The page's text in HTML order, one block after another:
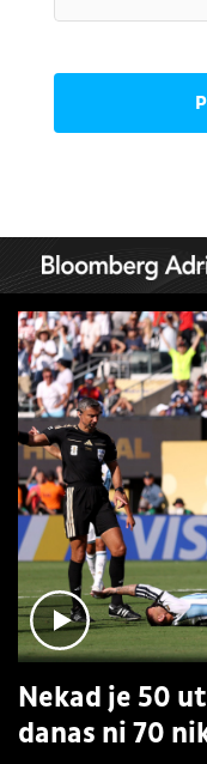
Nekad je 50
danas ni 70